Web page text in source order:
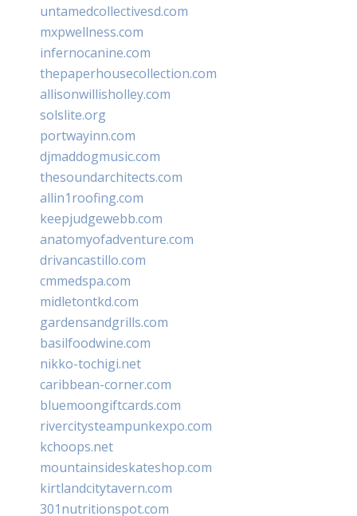
untamedcollectivesd.com
mxpwellness.com
infernocanine.com
thepaperhousecollection.com
allisonwillisholley.com
solslite.org
portwayinn.com
djmaddogmusic.com
thesoundarchitects.com
allin1roofing.com
keepjudgewebb.com
anatomyofadventure.com
drivancastillo.com
cmmedspa.com
midletontkd.com
gardensandgrills.com
basilfoodwine.com
nikko-tochigi.net
caribbean-corner.com
bluemoongiftcards.com
rivercitysteampunkexpo.com
kchoops.net
mountainsideskateshop.com
kirtlandcitytavern.com
301nutritionspot.com